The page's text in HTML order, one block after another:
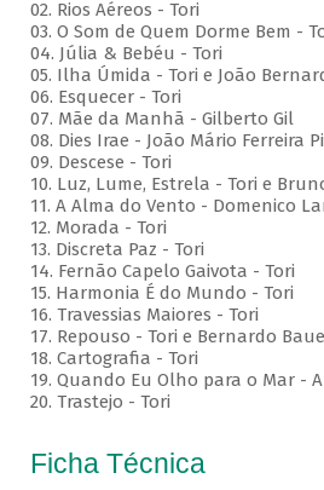
02. ⁠Rios Aéreos - Tori
03. O Som de Quem Dorme Bem -
04. Júlia & Bebéu - Tori
05. Ilha Úmida - Tori e João
06. Esquecer - Tori
07. Mãe da Manhã - Gilberto Gil
08. Dies Irae - João Mário Ferreira
09. Descese - Tori
10. Luz, Lume, Estrela - Tori e
11. A Alma do Vento - Domenico
12. Morada - Tori
13. Discreta Paz - Tori
14. Fernão Capelo Gaivota - Tori
15. Harmonia É do Mundo - Tori
16. Travessias Maiores - Tori
17. Repouso - Tori e Bernardo
⁠18. Cartografia - Tori
19. Quando Eu Olho para o Mar -
20. Trastejo - Tori
Ficha Técnica